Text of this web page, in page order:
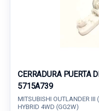
CERRADURA PUERTA
5715A739
MITSUBISHI OUTLANDER III
HYBRID 4WD (GG2W)